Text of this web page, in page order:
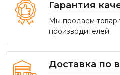
Гарантия
Мы продаем товар
производителей
Доставка по